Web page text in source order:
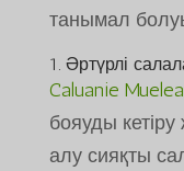
танымал
1. Әртүрлі
Caluanie
бояуды
алу сияқты